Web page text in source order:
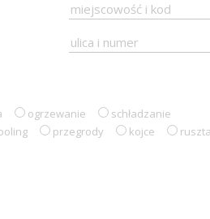
ogrzewanie
schładzanie
przegrody kojce
ruszta